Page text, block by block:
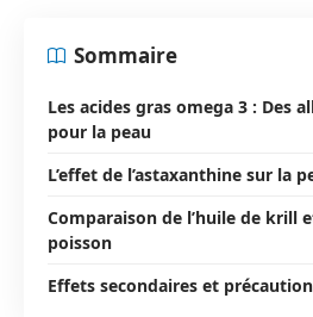
Sommaire
Les acides gras omega 3 : Des
pour la peau
L’effet de l’astaxanthine sur la
Comparaison de l’huile de krill
poisson
Effets secondaires et